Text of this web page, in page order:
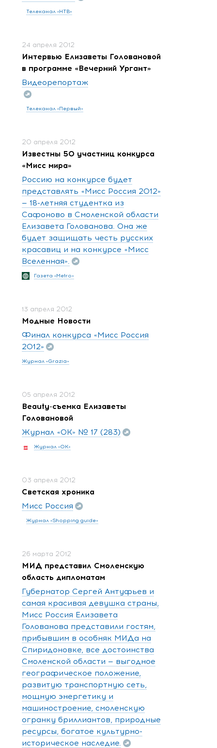
Телеканал «НТВ»
24 апреля 2012
Интервью Елизаветы Головановой
в программе «Вечерний Ургант»
Видеорепортаж
Телеканал «Первый»
20 апреля 2012
Известны 50 участниц конкурса
«Мисс мира»
Россию на конкурсе будет
представлять «Мисс Россия 2012»
— 18-летняя студентка из
Сафоново в Смоленской области
Елизавета Голованова. Она же
будет защищать честь русских
красавиц и на конкурсе «Мисс
Вселенная».
Газета «Metro»
13 апреля 2012
Модные Новости
Финал конкурса «Мисс Россия
2012»
Журнал «Grazia»
05 апреля 2012
Beauty-съемка Елизаветы
Головановой
Журнал «OK» № 17 (283)
Журнал «ОК»
03 апреля 2012
Светская хроника
Мисс Россия
Журнал «Shopping guide»
26 марта 2012
МИД представил Смоленскую
область дипломатам
Губернатор Сергей Антуфьев и
самая красивая девушка страны,
Мисс Россия Елизавета
Голованова представили гостям,
прибывшим в особняк МИДа на
Спиридоновке, все достоинства
Смоленской области — выгодное
географическое положение,
развитую транспортную сеть,
мощную энергетику и
машиностроение, смоленскую
огранку бриллиантов, природные
ресурсы, богатое культурно-
историческое наследие.